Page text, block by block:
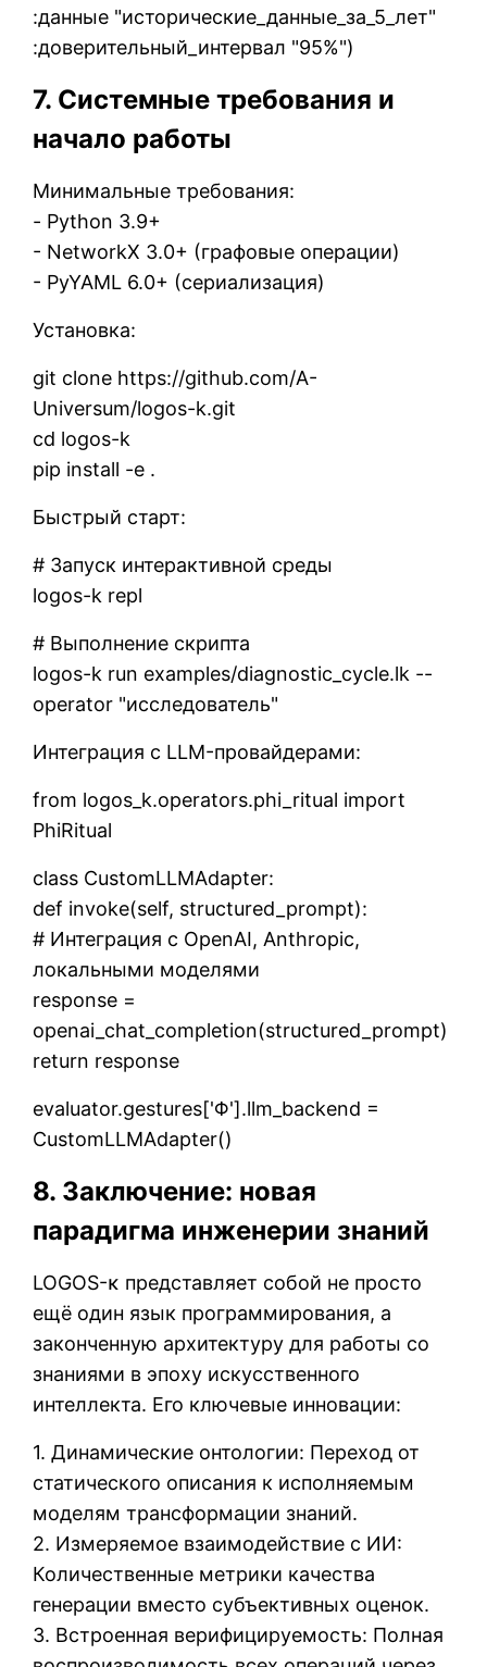
:данные "исторические_данные_за_5_лет"
:доверительный_интервал "95%")
7. Системные требования и
начало работы
Минимальные требования:
- Python 3.9+
- NetworkX 3.0+ (графовые операции)
- PyYAML 6.0+ (сериализация)
Установка:
git clone https://github.com/A-
Universum/logos-k.git
cd logos-k
pip install -e .
Быстрый старт:
# Запуск интерактивной среды
logos-k repl
# Выполнение скрипта
logos-k run examples/diagnostic_cycle.lk --
operator "исследователь"
Интеграция с LLM-провайдерами:
from logos_k.operators.phi_ritual import
PhiRitual
class CustomLLMAdapter:
def invoke(self, structured_prompt):
# Интеграция с OpenAI, Anthropic,
локальными моделями
response =
openai_chat_completion(structured_prompt)
return response
evaluator.gestures['Φ'].llm_backend =
CustomLLMAdapter()
8. Заключение: новая
парадигма инженерии знаний
LOGOS-κ представляет собой не просто
ещё один язык программирования, а
законченную архитектуру для работы со
знаниями в эпоху искусственного
интеллекта. Его ключевые инновации:
1. Динамические онтологии: Переход от
статического описания к исполняемым
моделям трансформации знаний.
2. Измеряемое взаимодействие с ИИ:
Количественные метрики качества
генерации вместо субъективных оценок.
3. Встроенная верифицируемость: Полная